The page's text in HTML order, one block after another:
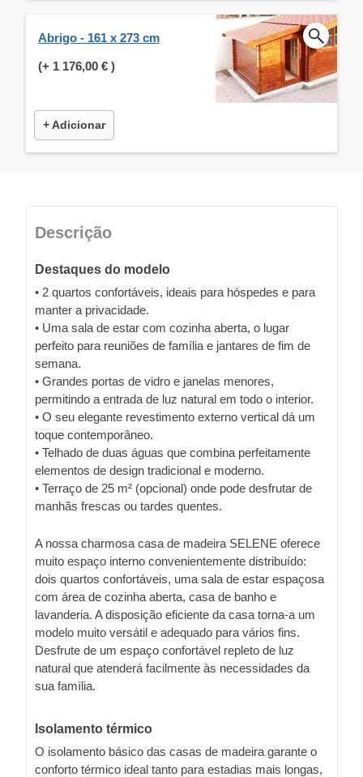
Abrigo - 161 x 273 cm
(+ 1 176,00 € )
+ Adicionar
Descrição
Destaques do modelo
• 2 quartos confortáveis, ideais para hóspedes e para
manter a privacidade.
• Uma sala de estar com cozinha aberta, o lugar
perfeito para reuniões de família e jantares de fim de
semana.
• Grandes portas de vidro e janelas menores,
permitindo a entrada de luz natural em todo o interior.
• O seu elegante revestimento externo vertical dá um
toque contemporâneo.
• Telhado de duas águas que combina perfeitamente
elementos de design tradicional e moderno.
• Terraço de 25 m² (opcional) onde pode desfrutar de
manhãs frescas ou tardes quentes.
A nossa charmosa casa de madeira SELENE oferece
muito espaço interno convenientemente distribuído:
dois quartos confortáveis, uma sala de estar espaçosa
com área de cozinha aberta, casa de banho e
lavanderia. A disposição eficiente da casa torna-a um
modelo muito versátil e adequado para vários fins.
Desfrute de um espaço confortável repleto de luz
natural que atenderá facilmente às necessidades da
sua família.
Isolamento térmico
O isolamento básico das casas de madeira garante o
conforto térmico ideal tanto para estadias mais longas,